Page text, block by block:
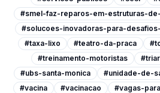
#smel-faz-reparos-em-estruturas-
#solucoes-inovadoras-para-
#taxa-lixo
#teatro-da-praca
#treinamento-motoristas
#triar
#ubs-santa-monica
#unidade-de-
#vacina
#vacinacao
#vagas-